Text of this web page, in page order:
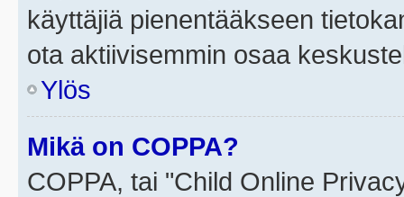
käyttäjiä pienentääkseen
ota aktiivisemmin osaa
Ylös
Mikä on COPPA?
COPPA, tai "Child Online